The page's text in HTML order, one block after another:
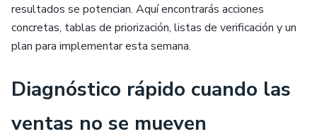
resultados se potencian. Aquí encontrarás acciones
concretas, tablas de priorización, listas de verificación y un
plan para implementar esta semana.
Diagnóstico rápido cuando las
ventas no se mueven